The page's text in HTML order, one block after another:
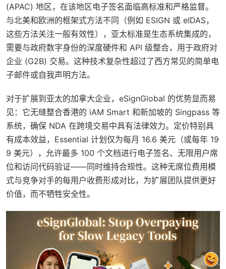
(APAC) 地区，在该地区电子签名面临高标准和严格监督。
与北美和欧洲的框架式方法不同（例如 ESIGN 或 eIDAS，
这些方法关注一般有效性），亚太标准是生态系统集成的，
需要与政府数字身份的深度硬件和 API 级整合，用于政府对
企业 (G2B) 交易。这种技术复杂性超过了西方常见的简单电
子邮件或自我声明方法。
对于扩展到亚太的加拿大企业，eSignGlobal 的优势显而易
见：它无缝整合香港的 iAM Smart 和新加坡的 Singpass 等
系统，确保 NDA 在跨境交易中具有法律效力。定价特别具
有成本效益，Essential 计划仅为每月 16.6 美元（或每年 19
9 美元），允许最多 100 个文档进行电子签名、无限用户席
位和访问代码验证——同时维持合规性。这种无席位费用模
式与竞争对手的每用户收费形成对比，为扩展团队提供更好
价值，而不牺牲安全性。